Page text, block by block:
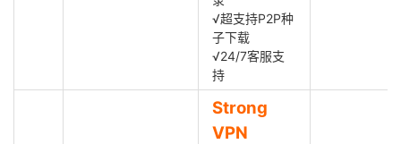
√超支持P2P种
子下载
√24/7客服支
持
Strong
VPN